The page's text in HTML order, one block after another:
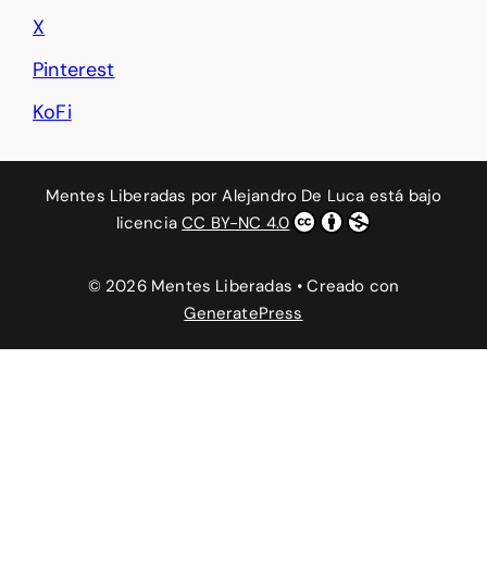
X
Pinterest
KoFi
Mentes Liberadas porAlejandro De Luca está bajo
licenciaCC BY-NC 4.0
© 2026 Mentes Liberadas • Creado con
GeneratePress